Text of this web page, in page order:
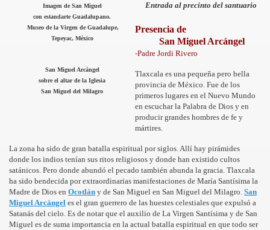
Imagen de San Miguel
con estandarte Guadalupano.
Museo de la Virgen de Guadalupe,
Tepeyac, México
San Miguel Arcángel
sobre el altar de la Iglesia
San Miguel del Milagro
Entrada al precinto del santuario
Presencia de
San Miguel Arcángel
-Padre Jordi Rivero
Tlaxcala es una pequeña pero bella
provincia de México. Fue de los
primeros lugares en el Nuevo Mundo
en escuchar la Palabra de Dios y en
producir grandes hombres de fe y
mártires.
La zona ha sido de gran batalla espiritual por siglos. Allí hay pirámides
donde los indios tenían sus ritos religiosos y donde han existido cultos
satánicos. Pero donde abundó el pecado también abunda la gracia. Tlaxcala
ha sido bendecida por extraordinarias manifestaciones de María Santísima la
Madre de Dios en Ocotlán y de San Miguel en San Miguel del Milagro. San
Miguel Arcángel es el gran guerrero de las huestes celestiales que expulsó a
Satanás del cielo. Es de notar que el auxilio de La Virgen Santísima y de San
Miguel es de suma importancia en la actual batalla espiritual en que todo ser